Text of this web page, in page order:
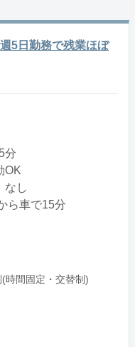
5日勤務で残業ほぼ
分
OK
なし
ら車で15分
時間固定・交替制)